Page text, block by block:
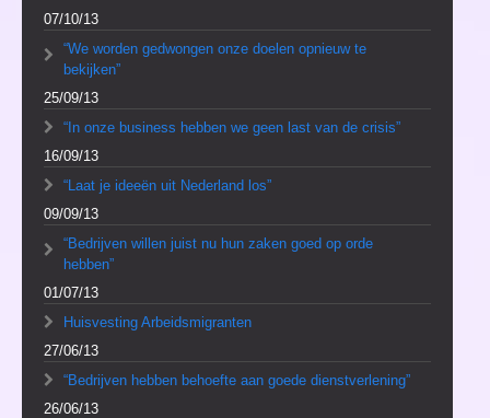
07/10/13
“We worden gedwongen onze doelen opnieuw te
bekijken”
25/09/13
“In onze business hebben we geen last van de crisis”
16/09/13
“Laat je ideeën uit Nederland los”
09/09/13
“Bedrijven willen juist nu hun zaken goed op orde
hebben”
01/07/13
Huisvesting Arbeidsmigranten
27/06/13
“Bedrijven hebben behoefte aan goede dienstverlening”
26/06/13